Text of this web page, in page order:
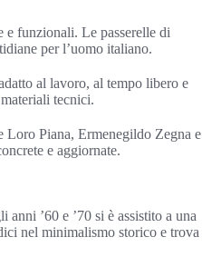
e funzionali. Le passerelle di
per l’uomo italiano.
al lavoro, al tempo libero e
tecnici.
Loro Piana, Ermenegildo Zegna e
e aggiornate.
’60 e ’70 si è assistito a una
nel minimalismo storico e trova